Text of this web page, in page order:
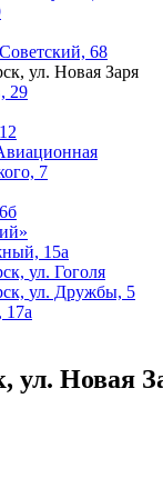
68
ул. Новая Заря
29
7
15а
ул. Гоголя
ул. Дружбы, 5
17а
ул. Новая